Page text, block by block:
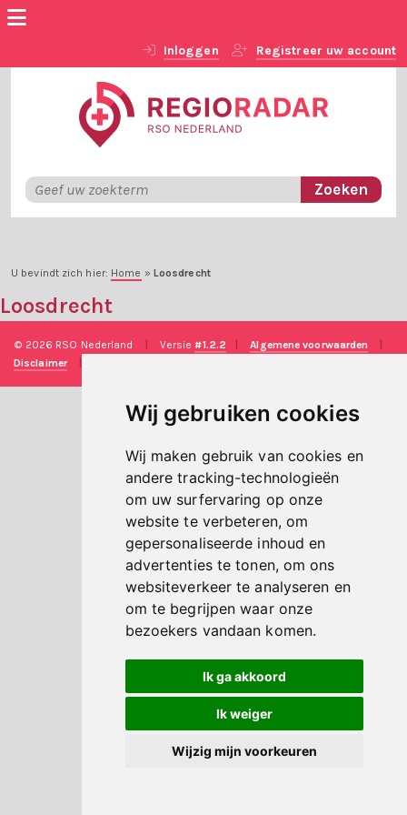
Wij gebruiken cookies
Wij maken gebruik van cookies en
andere tracking-technologieën
om uw surfervaring op onze
website te verbeteren, om
gepersonaliseerde inhoud en
advertenties te tonen, om ons
websiteverkeer te analyseren en
om te begrijpen waar onze
bezoekers vandaan komen.
Ik ga akkoord
Ik weiger
Wijzig mijn voorkeuren
Inloggen Registreer uw account
U bevindt zich hier: Home » Loosdrecht
Loosdrecht
© 2026 RSO Nederland Versie#1.2.2 Algemene voorwaarden
Disclaimer